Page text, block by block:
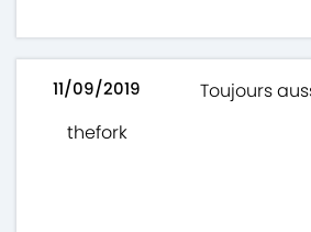
11/09/2019
thefork
Toujours